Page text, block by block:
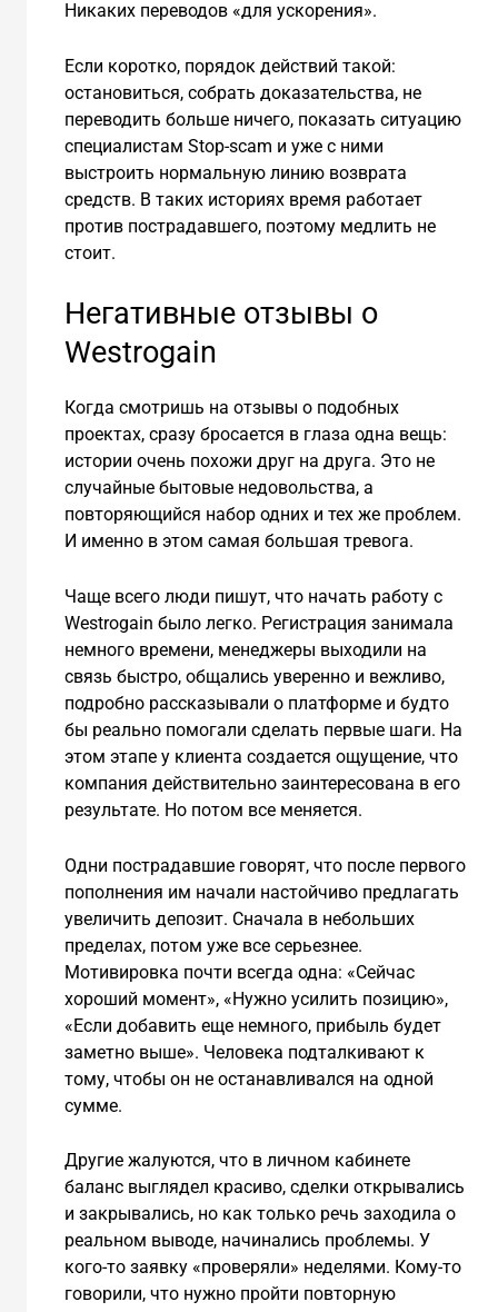
Никаких переводов «для ускорения».
Если коротко, порядок действий такой:
остановиться, собрать доказательства, не
переводить больше ничего, показать ситуацию
специалистам Stop-scam и уже с ними
выстроить нормальную линию возврата
средств. В таких историях время работает
против пострадавшего, поэтому медлить не
стоит.
Негативные отзывы о
Westrogain
Когда смотришь на отзывы о подобных
проектах, сразу бросается в глаза одна вещь:
истории очень похожи друг на друга. Это не
случайные бытовые недовольства, а
повторяющийся набор одних и тех же проблем.
И именно в этом самая большая тревога.
Чаще всего люди пишут, что начать работу с
Westrogain было легко. Регистрация занимала
немного времени, менеджеры выходили на
связь быстро, общались уверенно и вежливо,
подробно рассказывали о платформе и будто
бы реально помогали сделать первые шаги. На
этом этапе у клиента создается ощущение, что
компания действительно заинтересована в его
результате. Но потом все меняется.
Одни пострадавшие говорят, что после первого
пополнения им начали настойчиво предлагать
увеличить депозит. Сначала в небольших
пределах, потом уже все серьезнее.
Мотивировка почти всегда одна: «Сейчас
хороший момент», «Нужно усилить позицию»,
«Если добавить еще немного, прибыль будет
заметно выше». Человека подталкивают к
тому, чтобы он не останавливался на одной
сумме.
Другие жалуются, что в личном кабинете
баланс выглядел красиво, сделки открывались
и закрывались, но как только речь заходила о
реальном выводе, начинались проблемы. У
кого-то заявку «проверяли» неделями. Кому-то
говорили, что нужно пройти повторную